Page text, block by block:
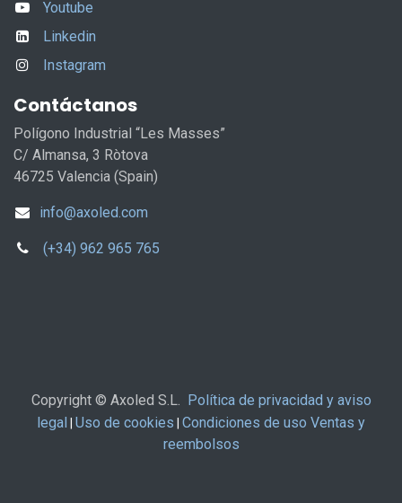
Youtube
Linkedin
Instagram
Contáctanos
Polígono Industrial “Les Masses”
C/ Almansa, 3 Ròtova
46725 Valencia (Spain)
info@axoled.com
(+34) 962 965 765
Copyright © Axoled S.L.
Política de privacidad y aviso
legal Uso de cookies Condiciones de uso Ventas y
reembolsos